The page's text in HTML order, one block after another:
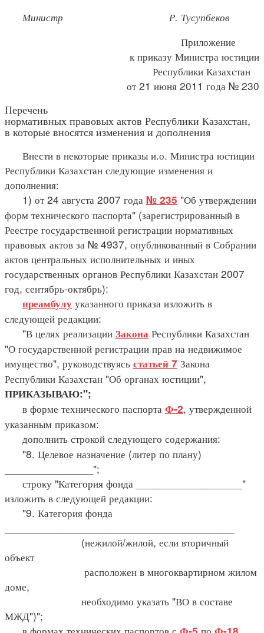
Министр Р. Тусупбеков
Приложение
к приказу Министра юстиции
Республики Казахстан
от 21 июня 2011 года № 230
Перечень
нормативных правовых актов Республики Казахстан,
в которые вносятся изменения и дополнения
Внести в некоторые приказы и.о. Министра юстиции
Республики Казахстан следующие изменения и
дополнения:
1) от 24 августа 2007 года № 235 "Об утверждении
форм технического паспорта" (зарегистрированный в
Реестре государственной регистрации нормативных
правовых актов за № 4937, опубликованный в Собрании
актов центральных исполнительных и иных
государственных органов Республики Казахстан 2007
год, сентябрь-октябрь):
преамбулу указанного приказа изложить в
следующей редакции:
"В целях реализации Закона Республики Казахстан
"О государственной регистрации прав на недвижимое
имущество", руководствуясь статьей 7 Закона
Республики Казахстан "Об органах юстиции",
ПРИКАЗЫВАЮ:";
в форме технического паспорта Ф-2, утвержденной
указанным приказом:
дополнить строкой следующего содержания:
"8. Целевое назначение (литер по плану)
_______________";
строку "Категория фонда __________________"
изложить в следующей редакции:
"9. Категория фонда
(нежилой/жилой, если вторичный
объект
расположен в многоквартирном жилом
доме,
необходимо указать "ВО в составе
МЖД")";